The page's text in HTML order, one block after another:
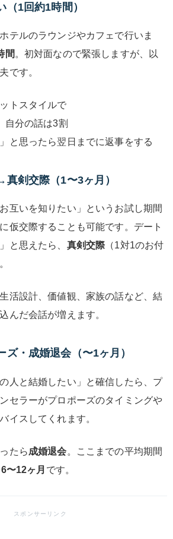
1回約1時間）
テルのラウンジやカフェで行いま
間 。初対面なので緊張しますが、以
です。
トスタイルで
自分の話は3割
と思ったら翌日までに返事をする
剣交際（1〜3ヶ月）
互いを知りたい」というお試し期間
仮交際することも可能です。デート
と思えたら、 真剣交際 （1対1のお付
活設計、価値観、家族の話など、結
んだ会話が増えます。
・成婚退会（〜1ヶ月）
人と結婚したい」と確信したら、プ
セラーがプロポーズのタイミングや
イスしてくれます。
たら成婚退会。ここまでの平均期間
6〜12ヶ月 です。